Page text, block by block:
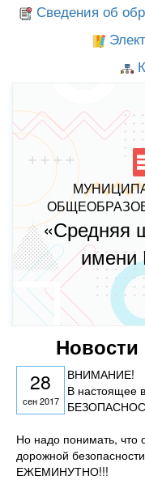
Сведения об
«Средняя
имени
28
сен 2017
ВНИМАНИЕ!
В настоящее
Но надо понимать, что
дорожной
ЕЖЕМИНУТНО!!!